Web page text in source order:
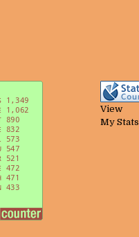
View
My Stats